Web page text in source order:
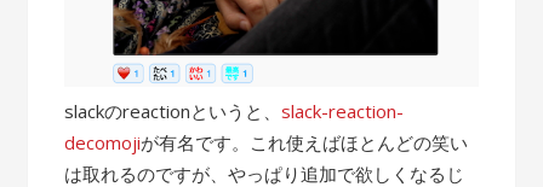
slackのreactionというと、slack-reaction-
decomojiが有名です。これ使えばほとんどの笑い
は取れるのですが、やっぱり追加で欲しくなるじ